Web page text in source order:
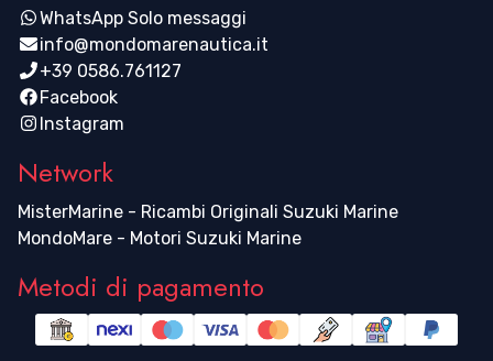
WhatsApp Solo messaggi
info@mondomarenautica.it
+39 0586.761127
Facebook
Instagram
Network
MisterMarine - Ricambi Originali Suzuki Marine
MondoMare - Motori Suzuki Marine
Metodi di pagamento